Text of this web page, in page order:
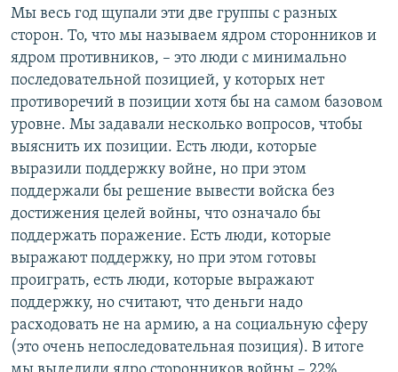
Мы весь год щупали эти две группы с разных
сторон. То, что мы называем ядром сторонников и
ядром противников, – это люди с минимально
последовательной позицией, у которых нет
противоречий в позиции хотя бы на самом базовом
уровне. Мы задавали несколько вопросов, чтобы
выяснить их позиции. Есть люди, которые
выразили поддержку войне, но при этом
поддержали бы решение вывести войска без
достижения целей войны, что означало бы
поддержать поражение. Есть люди, которые
выражают поддержку, но при этом готовы
проиграть, есть люди, которые выражают
поддержку, но считают, что деньги надо
расходовать не на армию, а на социальную сферу
(это очень непоследовательная позиция). В итоге